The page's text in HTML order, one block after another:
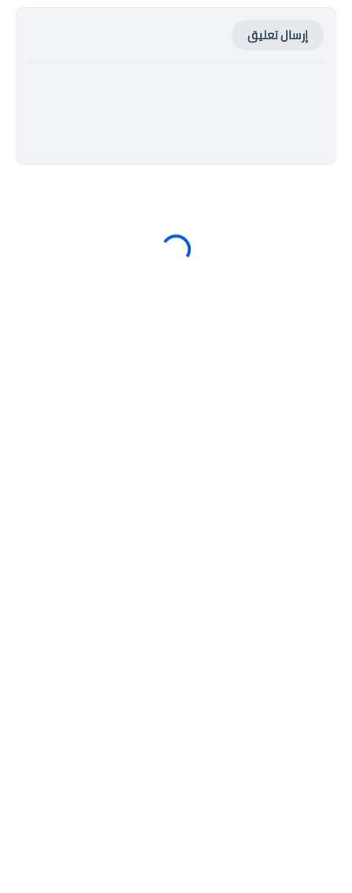
إرسال تعليق